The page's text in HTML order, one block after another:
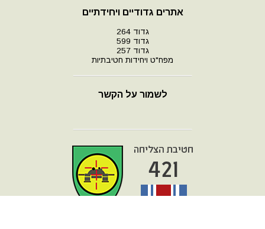
אתרים גדודיים ויחידתיים
גדוד 264
גדוד 599
גדוד 257
מפח"ט ויחידות חטיבתיות
לשמור על הקשר